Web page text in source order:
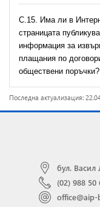
С.15. Има ли в
страницата
информация за
плащания по
обществени поръчки?
Последна актуализация:
бул. Васил
(02) 988 50